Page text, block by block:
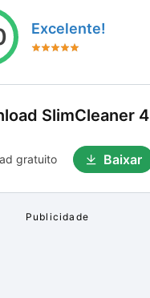
Excelente!
SlimCleaner 4
gratuito Baixar